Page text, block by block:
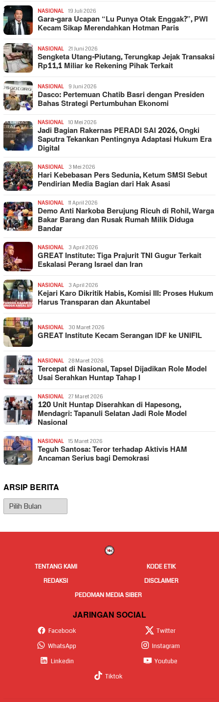
NASIONAL 19 Juli 2026
Gara-gara Ucapan “Lu Punya Otak Enggak?”, PWI
Kecam Sikap Merendahkan Hotman Paris
NASIONAL 21 Juni 2026
Sengketa Utang-Piutang, Terungkap Jejak Transaksi
Rp11,1 Miliar ke Rekening Pihak Terkait
NASIONAL 9 Juni 2026
Dasco: Pertemuan Chatib Basri dengan Presiden
Bahas Strategi Pertumbuhan Ekonomi
NASIONAL 10 Mei 2026
Jadi Bagian Rakernas PERADI SAI 2026, Ongki
Saputra Tekankan Pentingnya Adaptasi Hukum Era
Digital
NASIONAL 3 Mei 2026
Hari Kebebasan Pers Sedunia, Ketum SMSI Sebut
Pendirian Media Bagian dari Hak Asasi
NASIONAL 11 April 2026
Demo Anti Narkoba Berujung Ricuh di Rohil, Warga
Bakar Barang dan Rusak Rumah Milik Diduga
Bandar
NASIONAL 3 April 2026
GREAT Institute: Tiga Prajurit TNI Gugur Terkait
Eskalasi Perang Israel dan Iran
NASIONAL 3 April 2026
Kejari Karo Dikritik Habis, Komisi III: Proses Hukum
Harus Transparan dan Akuntabel
NASIONAL 30 Maret 2026
GREAT Institute Kecam Serangan IDF ke UNIFIL
NASIONAL 28 Maret 2026
Tercepat di Nasional, Tapsel Dijadikan Role Model
Usai Serahkan Huntap Tahap I
NASIONAL 27 Maret 2026
120 Unit Huntap Diserahkan di Hapesong,
Mendagri: Tapanuli Selatan Jadi Role Model
Nasional
NASIONAL 15 Maret 2026
Teguh Santosa: Teror terhadap Aktivis HAM
Ancaman Serius bagi Demokrasi
ARSIP BERITA
Arsip
Berita
TENTANG KAMI
KODE ETIK
REDAKSI
DISCLAIMER
PEDOMAN MEDIA SIBER
JARINGAN SOCIAL
Facebook
Twitter
WhatsApp
Instagram
Linkedin
Youtube
Tiktok